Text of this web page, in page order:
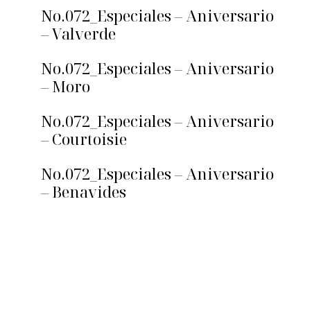
No.072_Especiales – Aniversario
– Valverde
No.072_Especiales – Aniversario
– Moro
No.072_Especiales – Aniversario
– Courtoisie
No.072_Especiales – Aniversario
– Benavides